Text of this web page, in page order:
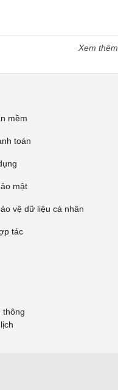
Xem thêm
mềm
toán
mật
vệ dữ liệu cá nhân
tác
thông